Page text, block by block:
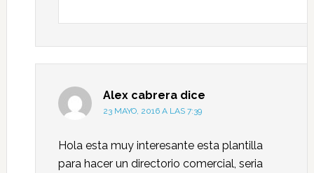
Alex cabrera dice
23 MAYO, 2016 A LAS 7:39
Hola esta muy interesante esta plantilla
para hacer un directorio comercial, seria